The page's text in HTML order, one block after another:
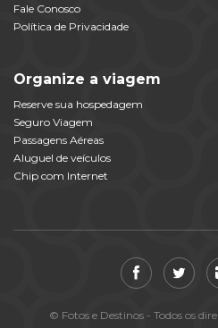
Fale Conosco
Política de Privacidade
Organize a viagem
Reserve sua hospedagem
Seguro Viagem
Passagens Aéreas
Aluguel de veículos
Chip com Internet
© Fotos e Destinos - Todos os